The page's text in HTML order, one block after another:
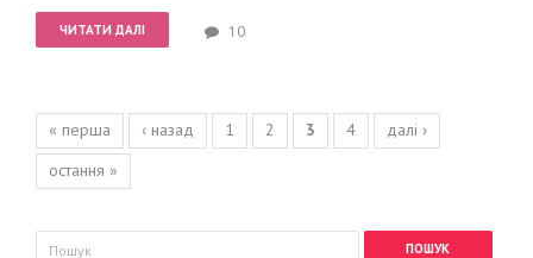
ЧИТАТИ ДАЛІ 10
Сторінки
« перша ‹ назад 1 2 3 4
далі ›
остання »
Пошукова форма
Пошук